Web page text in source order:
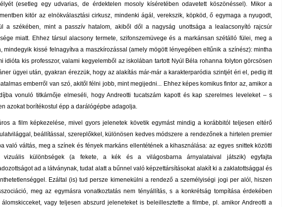
(esetleg egy udvarias, de érdektelen mosoly kíséretében odavetett köszönéssel). Mikor a
kitör az elnökválasztási cirkusz, mindenki ágál, verekszik, köpköd, ő egymaga a nyugodt,
a székében, mint a passzív hatalom, akiből dől a nagyság unottsága a lealacsonyító rajcsúr
miatt. Ehhez társul alacsony termete, szifonszemüvege és a markánsan szétálló fülei, meg a
mindegyik kissé felnagyítva a maszkírozással (amely mögött lényegében eltűnik a színész): mintha
idióta kis professzor, valami kegyelemből az iskolában tartott Nyúl Béla rohanna folyton görcsösen
ügyei után, gyakran érezzük, hogy az alakítás már-már a karakterparódia szintjét éri el, pedig itt
emberről van szó, akitől félni jobb, mint megijedni... Ehhez képes komikus fintor az, amikor a
vonuló titkárnője elmeséli, hogy Andreotti tucatszám kapott és kap szerelmes leveleket – s
azokat borítékostul épp a darálógépbe adagolja.
a film képkezelése, mivel gyors jelenetek követik egymást mindig a korábbitól teljesen eltérő
beállítással, szereplőkkel, különösen kedves módszere a rendezőnek a hirtelen premier
való váltás, meg a színek és fények markáns ellentétének a kihasználása: az egyes snittek közötti
vizuális különbségek (a fekete, a kék és a világosbarna árnyalataival játszik) egyfajta
ad a látványnak, tudat alatt a bűnnel való képzettársításokat alakít ki a zaklatottsággal és
Ezáltal (is) tud persze kimenekülni a rendező a személyiségi jogi per alól, hiszen
meg az egymásra vonatkoztatás nem tényállítás, s a konkrétság tompítása érdekében
álomskicceket, vagy teljesen abszurd jeleneteket is beleillesztette a filmbe, pl. amikor Andreotti a